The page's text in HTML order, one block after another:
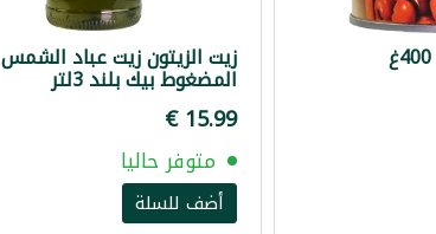
زيت الزيتون زيت عباد الشمس
المضغوط بيك بلند 3لتر
‏15.99 €
متوفر حاليا
أضف للسلة